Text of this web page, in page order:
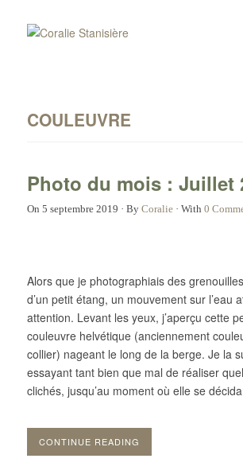
COULEUVRE
Photo du mois : Juillet
On 5 septembre 2019 · By Coralie· With 0
Alors que je photographiais des
d’un petit étang, un mouvement sur l’eau
attention. Levant les yeux, j’aperçu cette
couleuvre helvétique (anciennement
collier) nageant le long de la berge. Je la
essayant tant bien que mal de réaliser
clichés, jusqu’au moment où elle se
CONTINUE READING